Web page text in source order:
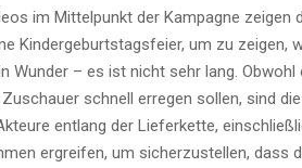
im Mittelpunkt der Kampagne zeigen
Kindergeburtstagsfeier, um zu zeigen,
Wunder – es ist nicht sehr lang.
schnell erregen sollen, sind
entlang der Lieferkette,
ergreifen, um sicherzustellen, dass